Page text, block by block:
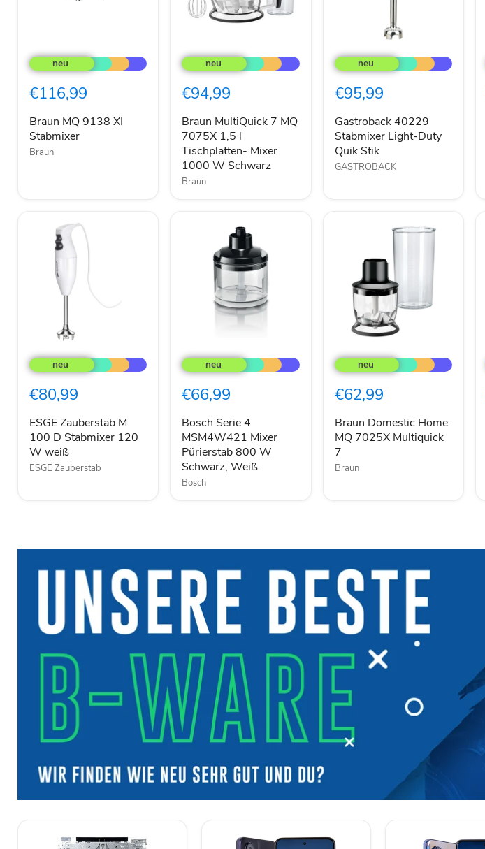
MQ
9138
Stabmixer
€116,99
Braun MQ 9138 XI
Stabmixer
Braun
MultiQuick
7
7075X
l
Tischplatten-
Mixer
1000
W
Schwarz
€94,99
Braun MultiQuick 7 MQ
7075X 1,5 l
Tischplatten- Mixer
1000 W Schwarz
Braun
Gastroback
40229
Stabmixer
Duty
Stik
€95,99
Gastroback 40229
Stabmixer Light-Duty
Quik Stik
GASTROBACK
Zauberstab
M
D
120
W
weiß
€80,99
ESGE Zauberstab M
100 D Stabmixer 120
W weiß
ESGE Zauberstab
Serie
4
Mixer
800
W
Schwarz,
Weiß
€66,99
Bosch Serie 4
MSM4W421 Mixer
Pürierstab 800 W
Schwarz, Weiß
Bosch
Domestic
Home
7025X
7
€62,99
Braun Domestic Home
MQ 7025X Multiquick
7
Braun